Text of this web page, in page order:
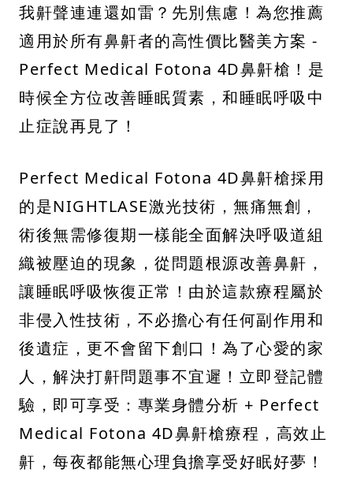
我鼾聲連連還如雷？先別焦慮！為您推薦
適用於所有鼻鼾者的高性價比醫美方案 -
Perfect Medical Fotona 4D鼻鼾槍！是
時候全方位改善睡眠質素，和睡眠呼吸中
止症說再見了！
Perfect Medical Fotona 4D鼻鼾槍採用
的是NIGHTLASE激光技術，無痛無創，
術後無需修復期一樣能全面解決呼吸道組
織被壓迫的現象，從問題根源改善鼻鼾，
讓睡眠呼吸恢復正常！由於這款療程屬於
非侵入性技術，不必擔心有任何副作用和
後遺症，更不會留下創口！為了心愛的家
人，解決打鼾問題事不宜遲！立即登記體
驗，即可享受：專業身體分析 + Perfect
Medical Fotona 4D鼻鼾槍療程，高效止
鼾，每夜都能無心理負擔享受好眠好夢！